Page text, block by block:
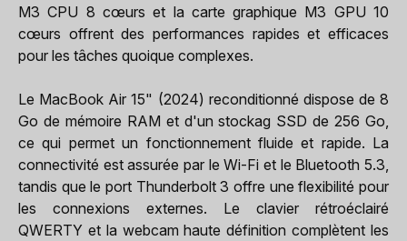
M3 CPU 8 cœurs et la carte graphique M3 GPU 10
cœurs offrent des performances rapides et efficaces
pour les tâches quoique complexes.
Le MacBook Air 15" (2024) reconditionné dispose de 8
Go de mémoire RAM et d'un stockag SSD de 256 Go,
ce qui permet un fonctionnement fluide et rapide. La
connectivité est assurée par le Wi-Fi et le Bluetooth 5.3,
tandis que le port Thunderbolt 3 offre une flexibilité pour
les connexions externes. Le clavier rétroéclairé
QWERTY et la webcam haute définition complètent les